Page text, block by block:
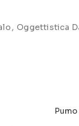
, Oggettistica